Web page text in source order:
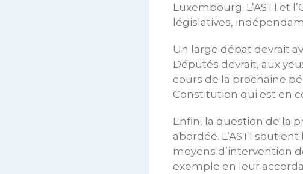
Luxembourg. L’ASTI et
législatives,
Un large débat devrait
Députés devrait, aux
cours de la prochaine
Constitution qui est en
Enfin, la question de la
abordée. L’ASTI
moyens d’intervention
exemple en leur